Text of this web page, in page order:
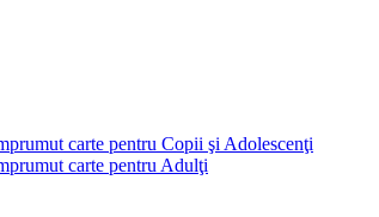
carte pentru Copii şi Adolescenţi
carte pentru Adulţi